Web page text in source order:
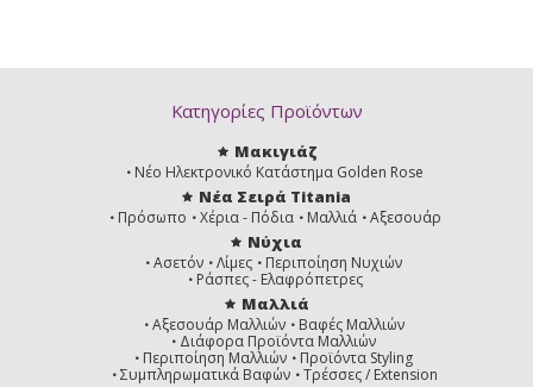
Κατηγορίες Προϊόντων
Μακιγιάζ
Νέο Ηλεκτρονικό Κατάστημα Golden Rose
Νέα Σειρά Titania
Πρόσωπο Χέρια - Πόδια Μαλλιά Αξεσουάρ
Νύχια
Ασετόν Λίμες
Περιποίηση Νυχιών
Ράσπες - Ελαφρόπετρες
Μαλλιά
Αξεσουάρ Μαλλιών
Βαφές Μαλλιών
Διάφορα Προϊόντα Μαλλιών
Περιποίηση Μαλλιών
Προϊόντα Styling
Συμπληρωματικά Βαφών
Τρέσσες / Extension